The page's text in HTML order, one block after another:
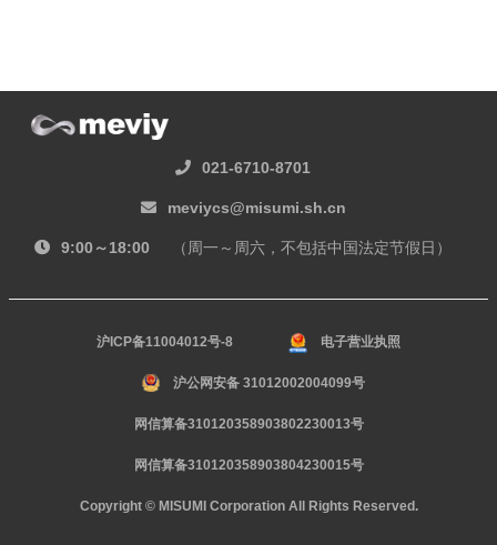
021-6710-8701
meviycs@misumi.sh.cn
9:00～18:00 （周一～周六，不包括中国法定节假日）
沪ICP备11004012号-8 电子营业执照
沪公网安备 31012002004099号
网信算备310120358903802230013号
网信算备310120358903804230015号
Copyright © MISUMI Corporation All Rights Reserved.